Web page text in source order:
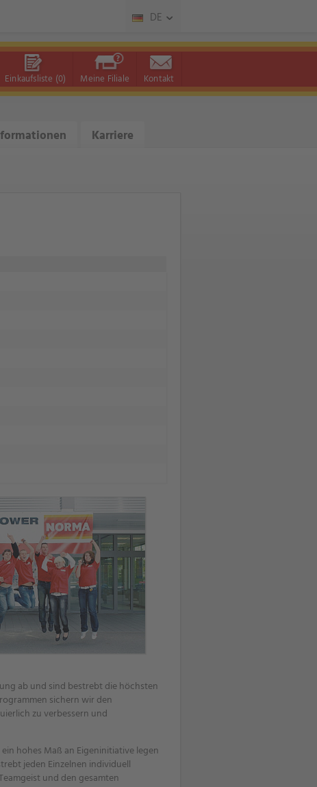
DE
Einkaufsliste (0) Meine Filiale Kontakt
Karriere
ab und sind bestrebt die höchsten
sichern wir den
zu verbessern und
hohes Maß an Eigeninitiative legen
jeden Einzelnen individuell
und den gesamten